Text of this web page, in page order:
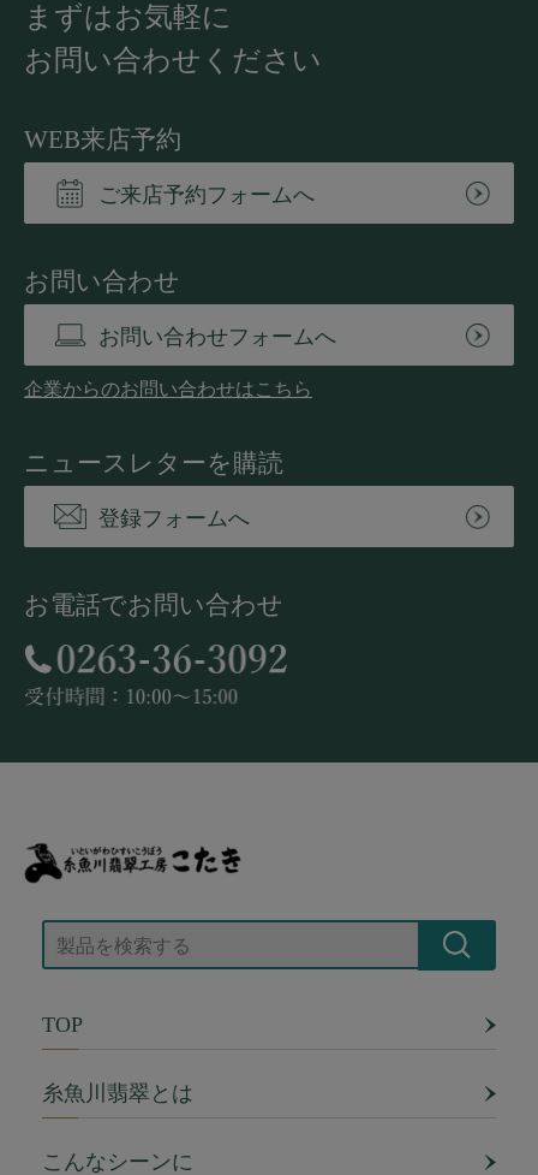
まずはお気軽に
お問い合わせください
WEB来店予約
ご来店予約フォームへ
お問い合わせ
お問い合わせフォームへ
企業からのお問い合わせはこちら
ニュースレターを購読
登録フォームへ
お電話でお問い合わせ
TOP
糸魚川翡翠とは
こんなシーンに